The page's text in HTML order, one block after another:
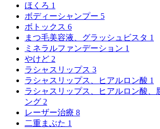
ほくろ 1
ボディーシャンプー 5
ボトックス 6
まつ毛美容液、グラッシュビスタ 1
ミネラルファンデーション 1
やけど 2
ラシャスリップス 3
ラシャスリップス、ヒアルロン酸 1
ラシャスリップス、ヒアルロン酸、
ング 2
レーザー治療 8
二重まぶた 1